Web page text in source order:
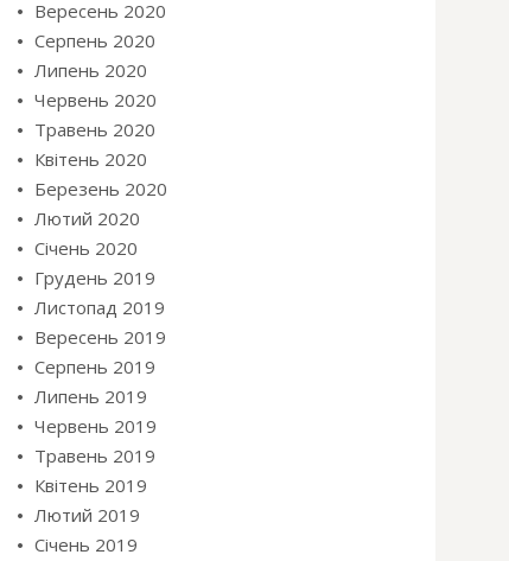
Вересень 2020
Серпень 2020
Липень 2020
Червень 2020
Травень 2020
Квітень 2020
Березень 2020
Лютий 2020
Січень 2020
Грудень 2019
Листопад 2019
Вересень 2019
Серпень 2019
Липень 2019
Червень 2019
Травень 2019
Квітень 2019
Лютий 2019
Січень 2019